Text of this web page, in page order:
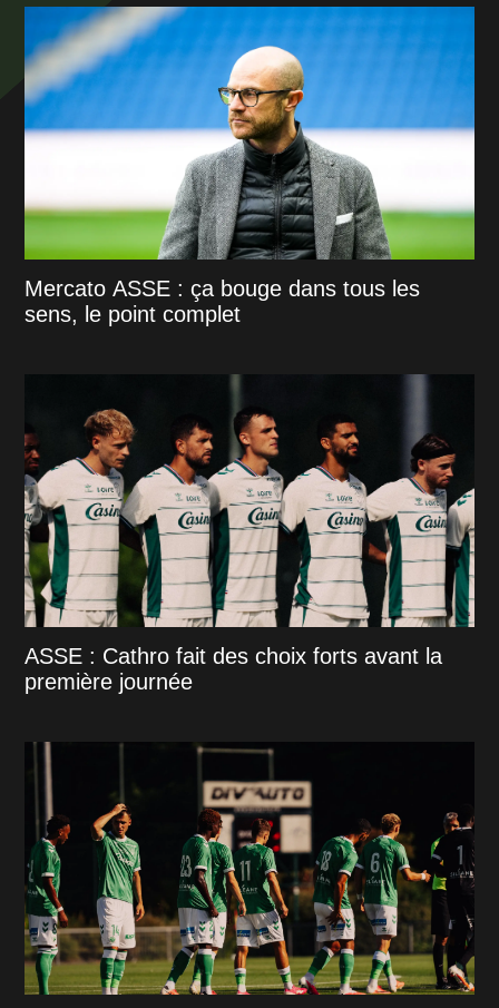
Mercato ASSE : ça bouge dans tous les
sens, le point complet
ASSE : Cathro fait des choix forts avant la
première journée